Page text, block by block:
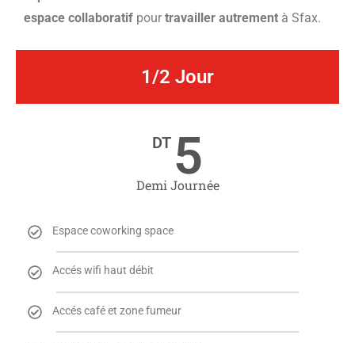
espace collaboratif pour travailler autrement à Sfax.
1/2 Jour
DT 5
Demi Journée
Espace coworking space
Accés wifi haut débit
Accés café et zone fumeur